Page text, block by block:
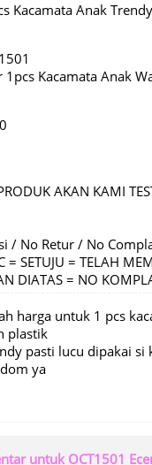
Kacamata Anak
Kacamata Anak
AKAN KAMI
/ No Retur / No
= SETUJU = TELAH
DIATAS = NO
harga untuk 1 pcs
plastik
pasti lucu dipakai si
ya
untuk OCT1501